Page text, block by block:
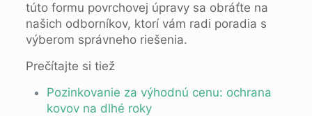
túto formu povrchovej úpravy sa obráťte na
našich odborníkov, ktorí vám radi poradia s
výberom správneho riešenia.
Prečítajte si tiež
Pozinkovanie za výhodnú cenu: ochrana
kovov na dlhé roky